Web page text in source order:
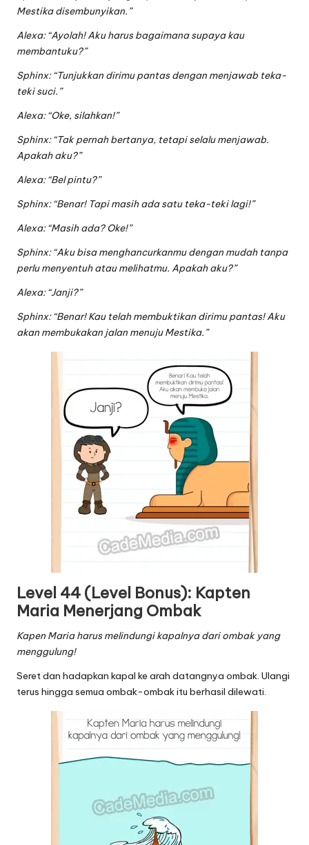
Mestika disembunyikan.”
Alexa: “Ayolah! Aku harus bagaimana supaya kau
membantuku?”
Sphinx: “Tunjukkan dirimu pantas dengan menjawab teka-
teki suci.”
Alexa: “Oke, silahkan!”
Sphinx: “Tak pernah bertanya, tetapi selalu menjawab.
Apakah aku?”
Alexa: “Bel pintu?”
Sphinx: “Benar! Tapi masih ada satu teka-teki lagi!”
Alexa: “Masih ada? Oke!”
Sphinx: “Aku bisa menghancurkanmu dengan mudah tanpa
perlu menyentuh atau melihatmu. Apakah aku?”
Alexa: “Janji?”
Sphinx: “Benar! Kau telah membuktikan dirimu pantas! Aku
akan membukakan jalan menuju Mestika.”
Level 44 (Level Bonus): Kapten
Maria Menerjang Ombak
Kapen Maria harus melindungi kapalnya dari ombak yang
menggulung!
Seret dan hadapkan kapal ke arah datangnya ombak. Ulangi
terus hingga semua ombak-ombak itu berhasil dilewati.